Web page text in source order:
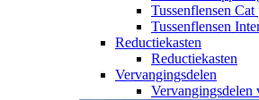
Tussenflensen Cat
Tussenflensen
Reductiekasten
Reductiekasten
Vervangingsdelen
Vervangingsdelen